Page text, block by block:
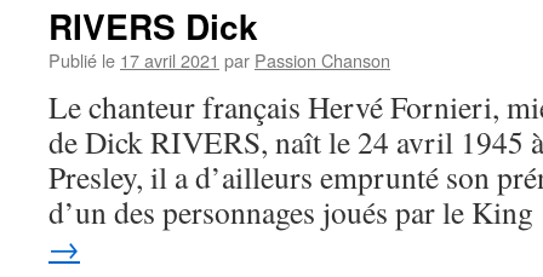
RIVERS Dick
Publié le 17 avril 2021 par Passion Chanson
Le chanteur français Hervé Fornieri,
de Dick RIVERS, naît le 24 avril 1945
Presley, il a d’ailleurs emprunté son
d’un des personnages joués par le
→